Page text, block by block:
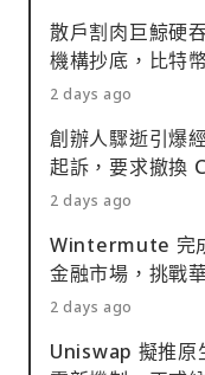
散戶割肉巨鯨硬
機構抄底，比特
2 days ago
創辦人驟逝引爆
起訴，要求撤換
2 days ago
Wintermute 完
金融市場，挑戰
2 days ago
Uniswap 擬推原